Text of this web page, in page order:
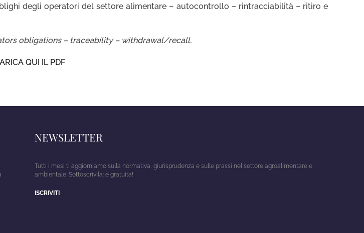
degli operatori del settore alimentare – autocontrollo – rintracciabilità – ritiro e
obligations – traceability – withdrawal/recall.
QUI IL PDF
NEWSLETTER
Tutti i mesi ti aggiorniamo sulla normativa, giurisprudenza e sulle prassi nel settore agroalimentare e
ambientale. Sottoscrivila: è gratuita!
ISCRIVITI